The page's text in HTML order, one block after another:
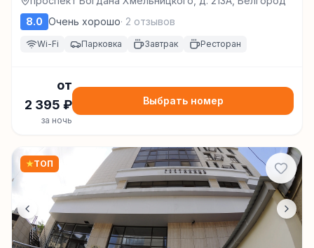
8.0 Очень хорошо· 2 отзывов
Wi-Fi Парковка Завтрак Ресторан
от
2 395 ₽
за ночь
Выбрать номер
★ТОП